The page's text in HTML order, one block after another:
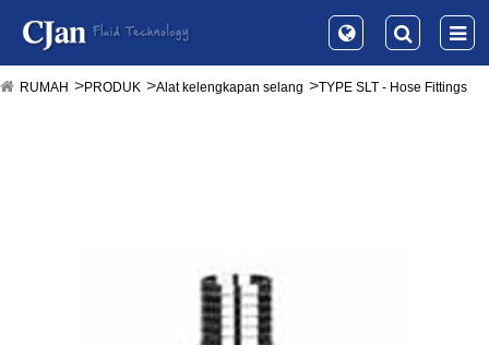
RUMAH PRODUK Alat kelengkapan selang TYPE SLT - Hose Fittings